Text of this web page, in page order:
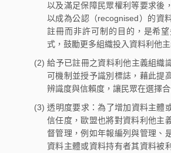
以及滿足保障民眾權利等要求後
以成為公認（recognised）的資
註冊而非許可制的目的，是希
式，鼓勵更多組織投入資料利他主
(2) 給予已註冊之資料利他主義組織
可機制並授予識別標誌，藉此提
辨識度與信賴度，讓民眾在選擇
(3) 透明度要求：為了增加資料主體
信任度，歐盟也將對資料利他主
督管理，例如年報編列與管理、
資料主體或資料持有者其資料被